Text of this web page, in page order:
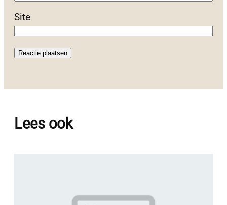
Site
Lees ook